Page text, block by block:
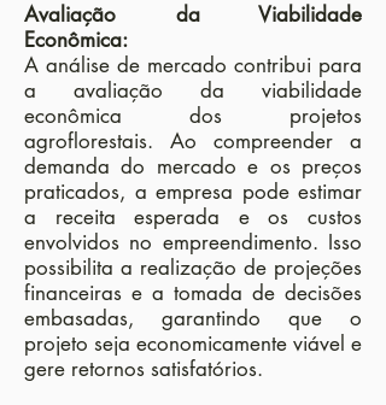
Avaliação da Viabilidade
Econômica:
A análise de mercado contribui para
a avaliação da viabilidade
econômica dos projetos
agroflorestais. Ao compreender a
demanda do mercado e os preços
praticados, a empresa pode estimar
a receita esperada e os custos
envolvidos no empreendimento. Isso
possibilita a realização de projeções
financeiras e a tomada de decisões
embasadas, garantindo que o
projeto seja economicamente viável e
gere retornos satisfatórios.